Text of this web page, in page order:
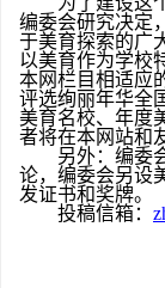
编委会研究决定
于美育探索的广
以美育作为学校
本网栏目相适应
评选绚丽年华全
美育名校、年度
者将在本网站和
另外：编委
论，编委会另设
发证书和奖牌。
投稿信箱：